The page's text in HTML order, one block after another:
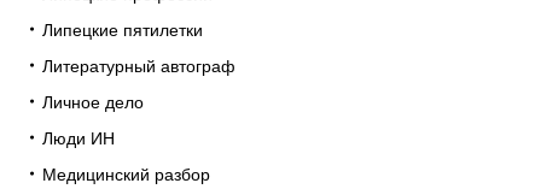
Липецкие пятилетки
Литературный автограф
Личное дело
Люди ИН
Медицинский разбор